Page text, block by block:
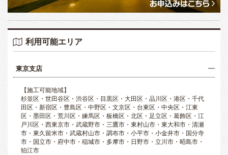
利用可能エリア
東京支店
【施工可能地域】
杉並区・世田谷区・渋谷区・目黒区・大田区・品川区・港区・千代
田区・新宿区・豊島区・中野区・文京区・台東区・中央区・江東
区・墨田区・荒川区・練馬区・板橋区・北区・足立区・葛飾区・江
戸川区・西東京市・武蔵野市・三鷹市・東村山市・東大和市・清瀬
市・東久留米市・武蔵村山市・調布市・小平市・小金井市・国分寺
市・国立市・府中市・稲城市・多摩市・日野市・立川市・昭島市・
狛江市